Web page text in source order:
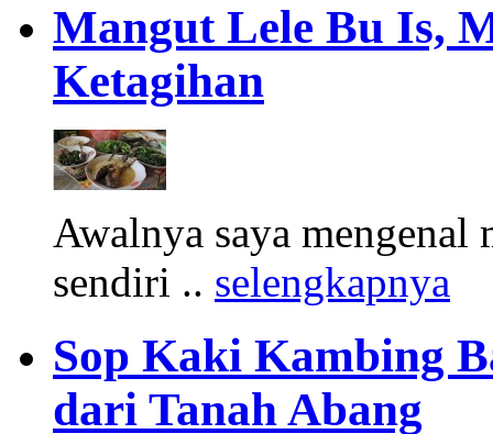
Mangut Lele Bu Is,
Ketagihan
Awalnya saya mengenal
sendiri .. selengkapnya
Sop Kaki Kambing
dari Tanah Abang